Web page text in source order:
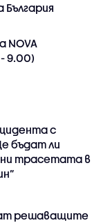
България
NOVA
9.00)
с
бъдат ли
трасетата в
решаващите